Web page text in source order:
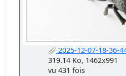
2025-12-07-18-36-
319.14 Ko, 1462x991
vu 431 fois